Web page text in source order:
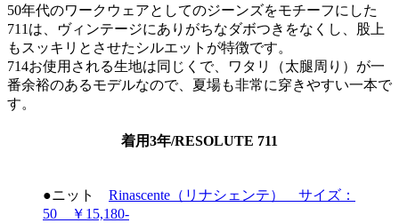
50年代のワークウェアとしてのジーンズをモチーフにした
711は、ヴィンテージにありがちなダボつきをなくし、股上
もスッキリとさせたシルエットが特徴です。
714お使用される生地は同じくで、ワタリ（太腿周り）が一
番余裕のあるモデルなので、夏場も非常に穿きやすい一本で
す。
着用3年/RESOLUTE 711
●ニット Rinascente（リナシェンテ） サイズ：
50 ￥15,180-